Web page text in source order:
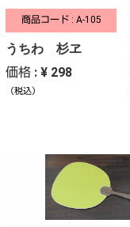
商品コード : A-105
うちわ 杉ヱ
価格 : ¥ 298
（税込）